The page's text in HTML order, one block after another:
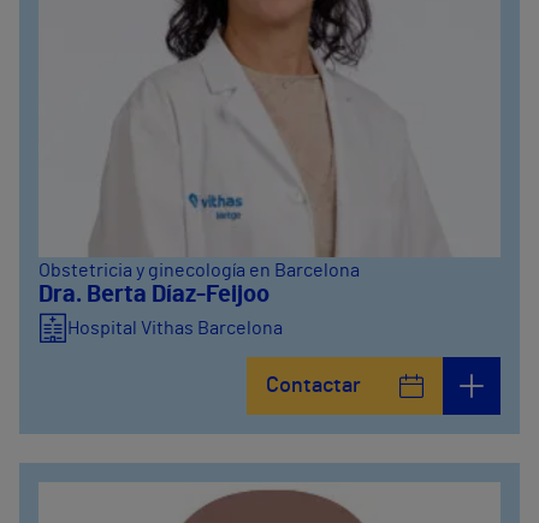
Obstetricia y ginecología en Barcelona
Dra. Berta Díaz-Feijoo
Hospital Vithas Barcelona
Contactar